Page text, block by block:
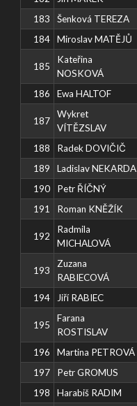
183
Šenková TEREZA
184
Miroslav MATĚJŮ
185
Kateřina
NOSKOVÁ
186 Ewa HALTOF
187
Wykret
VÍTĚZSLAV
188 Radek DOVIČIČ
189
Ladislav NEKARDA
190
Petr ŘÍČNÝ
191
Roman KNĚŽÍK
192
Radmila
MICHALOVÁ
193
Zuzana
RABIECOVÁ
194 Jiří RABIEC
195
Farana
ROSTISLAV
196 Martina PETROVÁ
197
Petr GROMUS
198
Harabiš RADIM